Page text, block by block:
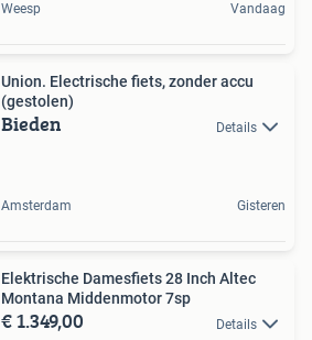
Weesp Vandaag
Union. Electrische fiets, zonder accu
(gestolen)
Bieden Details
Amsterdam Gisteren
Elektrische Damesfiets 28 Inch Altec
Montana Middenmotor 7sp
€ 1.349,00 Details